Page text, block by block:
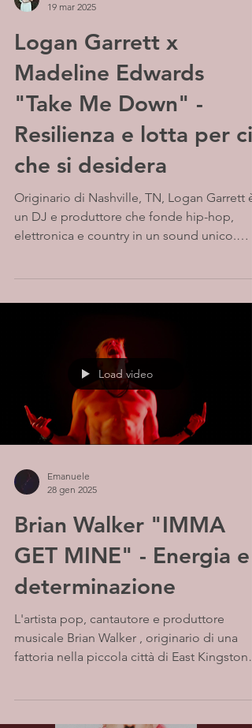
19 mar 2025
Logan Garrett x
Madeline Edwards
"Take Me Down" -
Resilienza e lotta per ciò
che si desidera
Originario di Nashville, TN, Logan Garrett è
un DJ e produttore che fonde hip-hop,
elettronica e country in un sound unico.
Load video
Emanuele
28 gen 2025
Brian Walker "IMMA
GET MINE" - Energia e
determinazione
L'artista pop, cantautore e produttore
musicale Brian Walker , originario di una
fattoria nella piccola città di East Kingston